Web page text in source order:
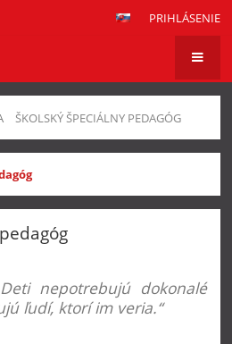
PRIHLÁSENIE
ŠKOLSKÝ ŠPECIÁLNY PEDAGÓG
dokonalé
ľudí, ktorí im veria.“